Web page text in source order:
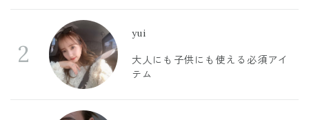
2
yui
大人にも子供にも使える必須アイ
テム